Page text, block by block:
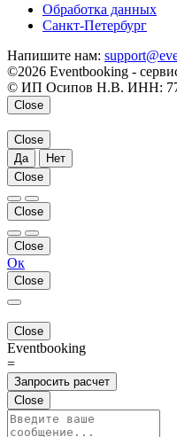
Обработка данных
Санкт-Петербург
Напишите нам:
©2026 Eventbooking -
© ИП Осипов Н.В. ИНН:
Close
Close
Да
Нет
Close
Close
Close
Ок
Close
Close
Eventbooking
=
Запросить расчет
Close